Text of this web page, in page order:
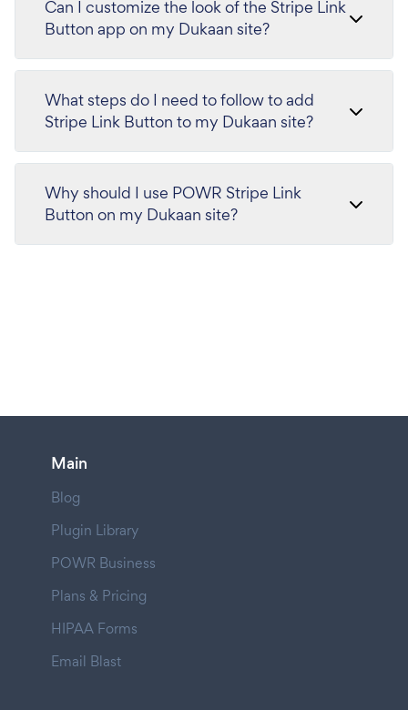
Can I customize the look of the Stripe Link
Button app on my Dukaan site?
What steps do I need to follow to add
Stripe Link Button to my Dukaan site?
Why should I use POWR Stripe Link
Button on my Dukaan site?
Main
Blog
Plugin Library
POWR Business
Plans & Pricing
HIPAA Forms
Email Blast